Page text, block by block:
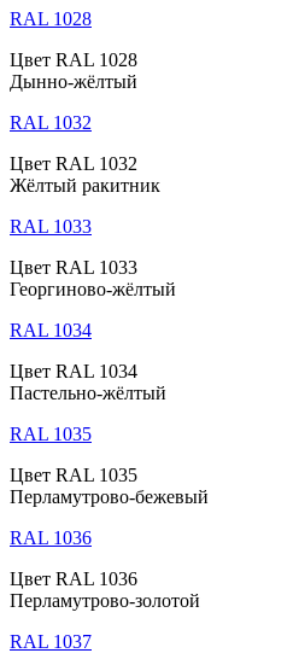
RAL 1028
Цвет RAL 1028
Дынно-жёлтый
RAL 1032
Цвет RAL 1032
Жёлтый ракитник
RAL 1033
Цвет RAL 1033
Георгиново-жёлтый
RAL 1034
Цвет RAL 1034
Пастельно-жёлтый
RAL 1035
Цвет RAL 1035
Перламутрово-бежевый
RAL 1036
Цвет RAL 1036
Перламутрово-золотой
RAL 1037